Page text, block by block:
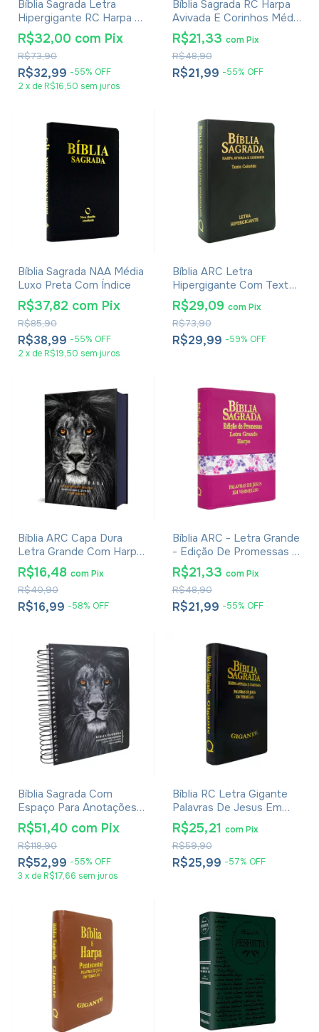
Bíblia Sagrada Letra
Hipergigante RC Harpa E
Corinhos Média Capa
Dura Lion Colors
R$32,99 -55% OFF
R$73,90
R$32,00 com Pix
2 x de R$16,50 sem juros
Bíblia Sagrada RC Harpa
Avivada E Corinhos Média
Capa Dura Leão Glória
R$21,99 -55% OFF
R$48,90
R$21,33 com Pix
Bíblia Sagrada NAA Média
Luxo Preta Com Índice
R$38,99 -55% OFF
R$85,90
R$37,82 com Pix
2 x de R$19,50 sem juros
Bíblia ARC Letra
Hipergigante Com Textos
Coloridos, Harpa E
Corinhos - Capa Luxo
Preta
R$29,99 -59% OFF
R$73,90
R$29,09 com Pix
Bíblia ARC Capa Dura
Letra Grande Com Harpa
- Textos Coloridos - Leão
PB
R$16,99 -58% OFF
R$40,90
R$16,48 comPix
Bíblia ARC - Letra Grande
- Edição De Promessas -
Palavras De Jesus Em
Vermelho - Harpa - Capa
Zíper Tricolor Pink
R$21,99 -55% OFF
R$48,90
R$21,33 com Pix
Bíblia Sagrada Com
Espaço Para Anotações
Harpa Avivada E Corinhos
Leão PB
R$52,99 -55% OFF
R$118,90
R$51,40 com Pix
3 x de R$17,66 sem juros
Bíblia RC Letra Gigante
Palavras De Jesus Em
Vermelho Harpa E
Corinhos - Capa Luxo
Preta
R$25,99 -57% OFF
R$59,90
R$25,21 com Pix